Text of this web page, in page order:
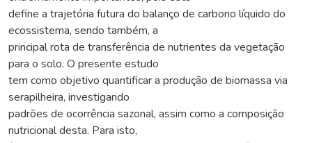
define a trajetória futura do balanço de carbono líquido do
ecossistema, sendo também, a
principal rota de transferência de nutrientes da vegetação
para o solo. O presente estudo
tem como objetivo quantificar a produção de biomassa via
serapilheira, investigando
padrões de ocorrência sazonal, assim como a composição
nutricional desta. Para isto,